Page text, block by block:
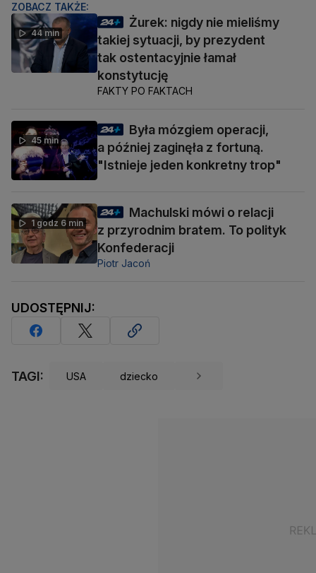
ZOBACZ TAKŻE:
44 min
Żurek: nigdy nie mieliśmy
takiej sytuacji, by prezydent
tak ostentacyjnie łamał
konstytucję
FAKTY PO FAKTACH
45 min
Była mózgiem operacji,
a później zaginęła z fortuną.
"Istnieje jeden konkretny trop"
1 godz 6 min
Machulski mówi o relacji
z przyrodnim bratem. To polityk
Konfederacji
Piotr Jacoń
UDOSTĘPNIJ:
TAGI: USA dziecko